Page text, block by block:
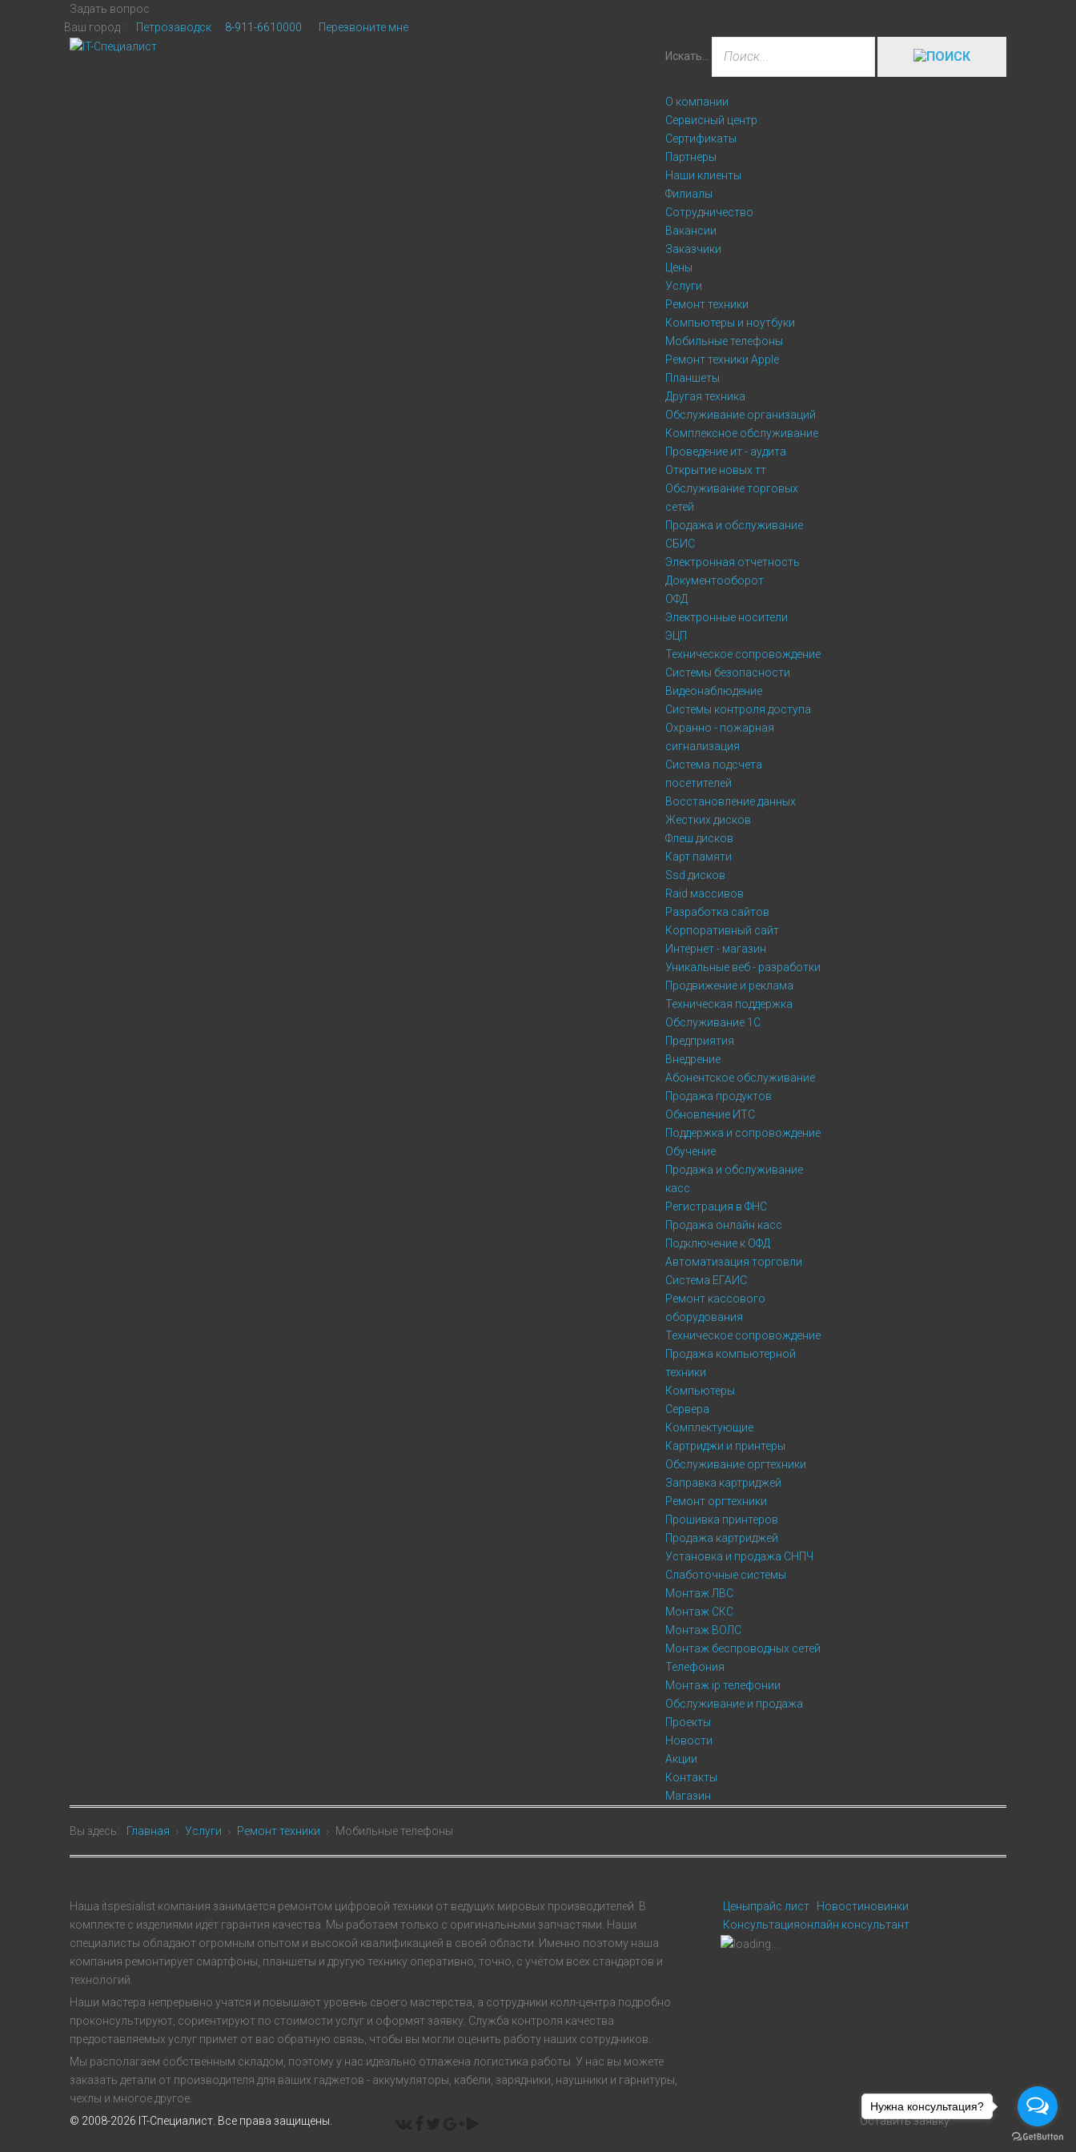
Задать вопрос
Ваш город :
Петрозаводск 8-911-6610000 Перезвоните мне
Искать...
О компании
Сервисный центр
Сертификаты
Партнеры
Наши клиенты
Филиалы
Сотрудничество
Вакансии
Заказчики
Цены
Услуги
Ремонт техники
Компьютеры и ноутбуки
Мобильные телефоны
Ремонт техники Apple
Планшеты
Другая техника
Обслуживание организаций
Комплексное обслуживание
Проведение ит - аудита
Открытие новых тт
Обслуживание торговых
сетей
Продажа и обслуживание
СБИС
Электронная отчетность
Документооборот
ОФД
Электронные носители
ЭЦП
Техническое сопровождение
Системы безопасности
Видеонаблюдение
Системы контроля доступа
Охранно - пожарная
сигнализация
Система подсчета
посетителей
Восстановление данных
Жестких дисков
Флеш дисков
Карт памяти
Ssd дисков
Raid массивов
Разработка сайтов
Корпоративный сайт
Интернет - магазин
Уникальные веб - разработки
Продвижение и реклама
Техническая поддержка
Обслуживание 1С
Предприятия
Внедрение
Абонентское обслуживание
Продажа продуктов
Обновление ИТС
Поддержка и сопровождение
Обучение
Продажа и обслуживание
касс
Регистрация в ФНС
Продажа онлайн касс
Подключение к ОФД
Автоматизация торговли
Система ЕГАИС
Ремонт кассового
оборудования
Техническое сопровождение
Продажа компьютерной
техники
Компьютеры
Сервера
Комплектующие
Картриджи и принтеры
Обслуживание оргтехники
Заправка картриджей
Ремонт оргтехники
Прошивка принтеров
Продажа картриджей
Установка и продажа СНПЧ
Слаботочные системы
Монтаж ЛВС
Монтаж СКС
Монтаж ВОЛС
Монтаж беспроводных сетей
Телефония
Монтаж ip телефонии
Обслуживание и продажа
Проекты
Новости
Акции
Контакты
Магазин
Вы здесь: Главная Услуги Ремонт техники Мобильные телефоны
Наша itspesialist компания занимается ремонтом цифровой техники от ведущих мировых производителей. В
комплекте с изделиями идёт гарантия качества. Мы работаем только с оригинальными запчастями. Наши
специалисты обладают огромным опытом и высокой квалификацией в своей области. Именно поэтому наша
компания ремонтирует смартфоны, планшеты и другую технику оперативно, точно, с учётом всех стандартов и
технологий.
Наши мастера непрерывно учатся и повышают уровень своего мастерства, а сотрудники колл-центра подробно
проконсультируют, сориентируют по стоимости услуг и оформят заявку. Служба контроля качества
предоставляемых услуг примет от вас обратную связь, чтобы вы могли оценить работу наших сотрудников.
Мы располагаем собственным складом, поэтому у нас идеально отлажена логистика работы. У нас вы можете
заказать детали от производителя для ваших гаджетов - аккумуляторы, кабели, зарядники, наушники и гарнитуры,
чехлы и многое другое.
Ценыпрайс лист Новостиновинки
Консультацияонлайн консультант
© 2008-2026 IT-Специалист. Все права защищены.
Оставить заявку
Нужна консультация?